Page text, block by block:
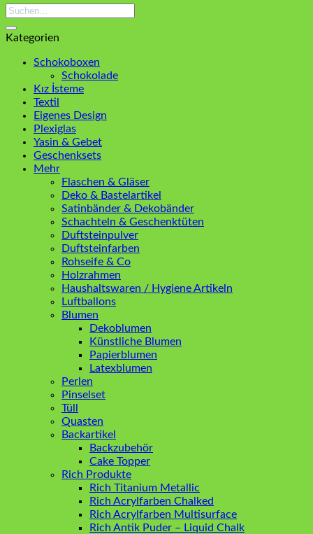
Suchen
Kategorien
Schokoboxen
Schokolade
Kız İsteme
Textil
Eigenes Design
Plexiglas
Yasin & Gebet
Geschenksets
Mehr
Flaschen & Gläser
Deko & Bastelartikel
Satinbänder & Dekobänder
Schachteln & Geschenktüten
Duftsteinpulver
Duftsteinfarben
Rohseife & Co
Holzrahmen
Haushaltswaren / Hygiene Artikeln
Luftballons
Blumen
Dekoblumen
Künstliche Blumen
Papierblumen
Latexblumen
Perlen
Pinselset
Tüll
Quasten
Backartikel
Backzubehör
Cake Topper
Rich Produkte
Rich Titanium Metallic
Rich Acrylfarben Chalked
Rich Acrylfarben Multisurface
Rich Antik Puder – Liquid Chalk